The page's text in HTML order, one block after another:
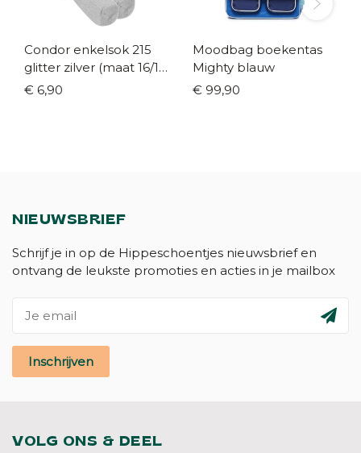
Condor enkelsok 215
glitter zilver (maat 16/18
- 36/39)
€ 6,90
Moodbag boekentas
Mighty blauw
€ 99,90
NIEUWSBRIEF
Schrijf je in op de Hippeschoentjes nieuwsbrief en
ontvang de leukste promoties en acties in je mailbox
Inschrijven
VOLG ONS & DEEL